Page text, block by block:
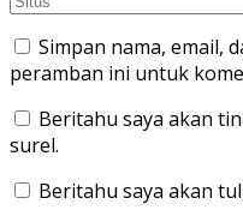
Simpan nama, email,
peramban ini untuk
Beritahu saya akan
surel.
Beritahu saya akan